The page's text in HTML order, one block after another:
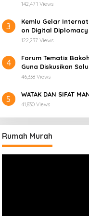
Bakar Batu di
Menjadi Simbol
142,471 Views
3
​Kemlu Gelar
on Digital Diplomacy
122,237 Views
4
Forum Tematis
Guna Diskusikan
Juga Tuk Perkuat
46,338 Views
5 WATAK DAN SIFAT
41,830 Views
Rumah Murah